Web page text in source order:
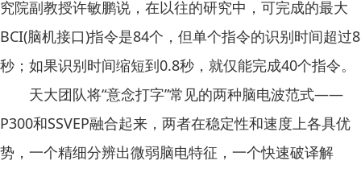
究院副教授许敏鹏说，在以往的研究中，可完成的最大
BCI(脑机接口)指令是84个，但单个指令的识别时间超过8
秒；如果识别时间缩短到0.8秒，就仅能完成40个指令。
天大团队将“意念打字”常见的两种脑电波范式——
P300和SSVEP融合起来，两者在稳定性和速度上各具优
势，一个精细分辨出微弱脑电特征，一个快速破译解